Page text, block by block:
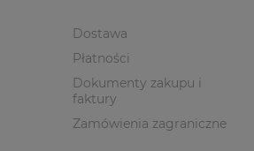
Dostawa
Płatności
Dokumenty zakupu i
faktury
Zamówienia zagraniczne